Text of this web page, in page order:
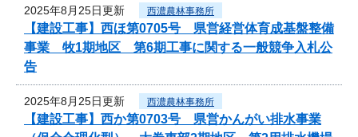
2025年8月25日更新 西濃農林事務所
【建設工事】西ほ第0705号 県営経営体育成基盤整備
事業 牧1期地区 第6期工事に関する一般競争入札公
告
2025年8月25日更新 西濃農林事務所
【建設工事】西か第0703号 県営かんがい排水事業